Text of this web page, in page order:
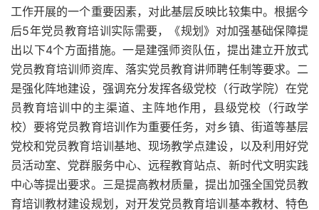
工作开展的一个重要因素，对此基层反映比较集中。根据今
后5年党员教育培训实际需要，《规划》对加强基础保障提
出以下4个方面措施。一是建强师资队伍，提出建立开放式
党员教育培训师资库、落实党员教育讲师聘任制等要求。二
是强化阵地建设，强调充分发挥各级党校（行政学院）在党
员教育培训中的主渠道、主阵地作用，县级党校（行政学
校）要将党员教育培训作为重要任务，对乡镇、街道等基层
党校和党员教育培训基地、现场教学点建设，以及利用好党
员活动室、党群服务中心、远程教育站点、新时代文明实践
中心等提出要求。三是提高教材质量，提出加强全国党员教
育培训教材建设规划，对开发党员教育培训基本教材、特色